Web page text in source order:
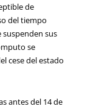
de
del tiempo
suspenden sus
se
cese del estado
antes del 14 de